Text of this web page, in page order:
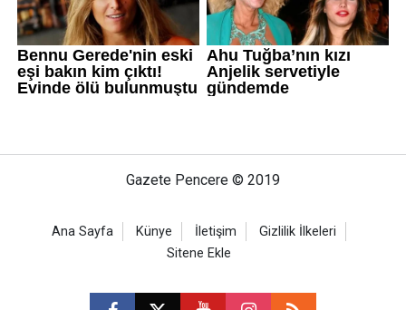
Gazete Pencere © 2019
Ana Sayfa Künye İletişim
Gizlilik İlkeleri
Sitene Ekle